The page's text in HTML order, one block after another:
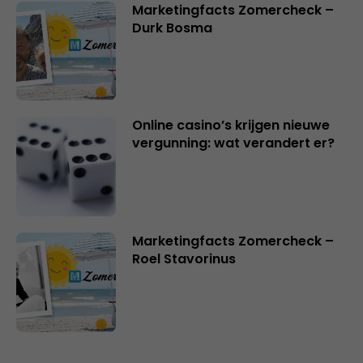
Marketingfacts Zomercheck –
Durk Bosma
Online casino’s krijgen nieuwe
vergunning: wat verandert er?
Marketingfacts Zomercheck –
Roel Stavorinus